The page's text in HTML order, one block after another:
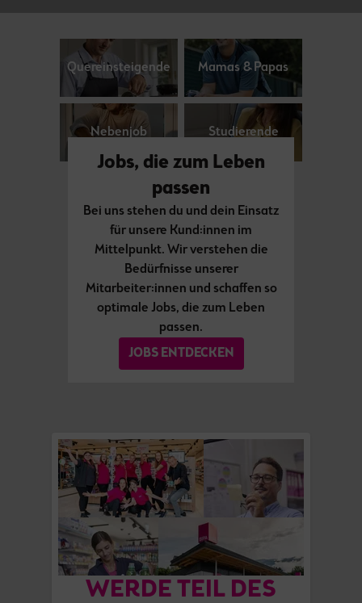
Quereinsteigende Mamas & Papas
Nebenjob Studierende
Jobs, die zum Leben
passen
Bei uns stehen du und dein Einsatz
für unsere Kund:innen im
Mittelpunkt. Wir verstehen die
Bedürfnisse unserer
Mitarbeiter:innen und schaffen so
optimale Jobs, die zum Leben
passen.
JOBS ENTDECKEN
WERDE TEIL DES